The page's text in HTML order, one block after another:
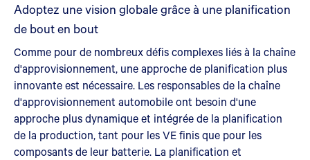
Adoptez une vision globale grâce à une planification
de bout en bout
Comme pour de nombreux défis complexes liés à la chaîne
d'approvisionnement, une approche de planification plus
innovante est nécessaire. Les responsables de la chaîne
d'approvisionnement automobile ont besoin d'une
approche plus dynamique et intégrée de la planification
de la production, tant pour les VE finis que pour les
composants de leur batterie. La planification et